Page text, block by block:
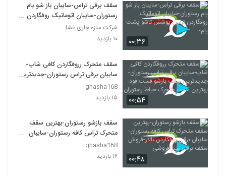
۰۰:۳۶
سقف برقی تراس-سایبان باز شو بام
رستوران-سایبان اتوماتیک روفگاردن
تراس-پوشش تاشو پشت بام-
شرکت سازه چاری غشا
۱۰ بازدید
۰۰:۵۴
سقف متحرک رروفگاردن کافی شاپ-
سایبان برقی تراس رستوران-جدیدترین
سقف بازشو فست فود-بهترین سقف
متحرک حیاط رستوران
ghasha168
۱۵ بازدید
۰۰:۴۸
سقف بازشو رستوران-بهترین سقف
متحرک تراس کافه رستوران-سایبان
برقی روفگاردن تالار-فروش سقف برقی
پیتزافروشی-
ghasha168
۱۲ بازدید